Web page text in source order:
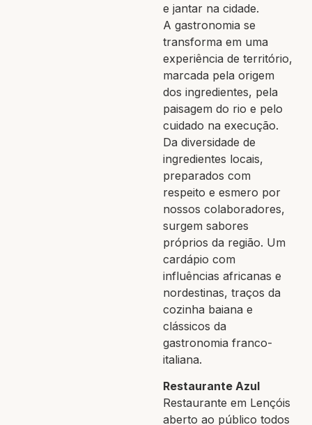
e jantar na cidade.
A gastronomia se
transforma em uma
experiência de território,
marcada pela origem
dos ingredientes, pela
paisagem do rio e pelo
cuidado na execução.
Da diversidade de
ingredientes locais,
preparados com
respeito e esmero por
nossos colaboradores,
surgem sabores
próprios da região. Um
cardápio com
influências africanas e
nordestinas, traços da
cozinha baiana e
clássicos da
gastronomia franco-
italiana.
Restaurante Azul
Restaurante em Lençóis
aberto ao público todos